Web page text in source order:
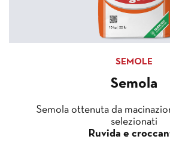
SEMOLE
Semola
Semola ottenuta da
selezionati
Ruvida e